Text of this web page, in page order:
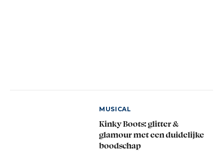
MUSICAL
Kinky Boots: glitter &
glamour met een duidelijke
boodschap